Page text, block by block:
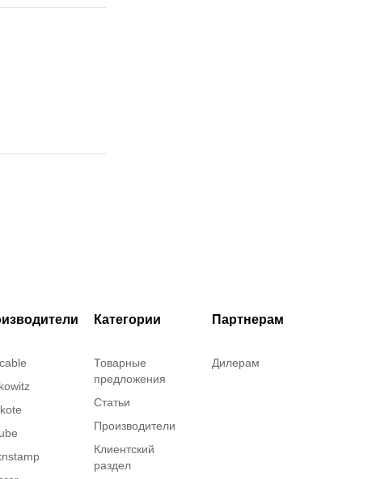
Категории
Товарные
предложения
Статьи
Производители
Клиентский
раздел
Партнерам
Дилерам